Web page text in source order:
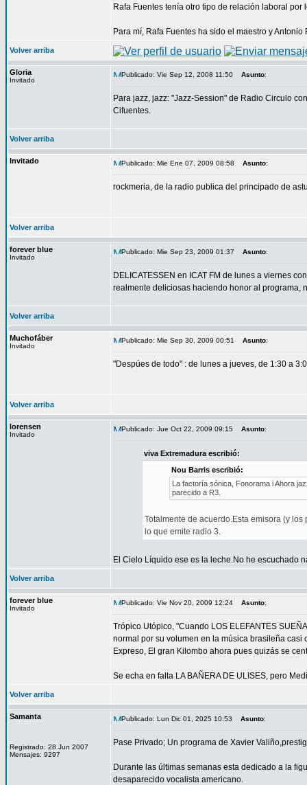
Rafa Fuentes tenía otro tipo de relación laboral
Para mí, Rafa Fuentes ha sido el maestro y
Volver arriba
Gloria
Invitado
Publicado: Vie Sep 12, 2008 11:50 Asunto:
Para jazz, jazz: "Jazz-Session" de Radio Circulo
Cifuentes.
Volver arriba
Invitado Publicado: Mie Ene 07, 2009 08:58 Asunto:
rockmeria, de la radio publica del principado de
Volver arriba
forever blue
Invitado
Publicado: Mie Sep 23, 2009 01:37 Asunto:
DELICATESSEN en ICAT FM de lunes a viernes
realmente deliciosas haciendo honor al programa,
Volver arriba
Muchofáber
Invitado
Publicado: Mie Sep 30, 2009 00:51 Asunto:
"Despúes de todo" : de lunes a jueves, de 1:30 a
Volver arriba
lorensen
Invitado
Publicado: Jue Oct 22, 2009 09:15 Asunto:
viva Extremadura escribió:
Nou Barris escribió:
La factoría sónica, Fonorama i Ahora
parecido a R3.
Totalmente de acuerdo.Esta emisora (y
lo que emite radio 3.
El Cielo Líquido ese es la leche.No he escuchado
Volver arriba
forever blue
Invitado
Publicado: Vie Nov 20, 2009 12:24 Asunto:
Trópico Utópico, "Cuando LOS ELEFANTES
normal por su volumen en la música brasileña
Expreso, El gran Kilombo ahora pues quizás se
Se echa en falta LA BAÑERA DE ULISES, pero
Volver arriba
Samanta
Registrado: 28 Jun 2007
Mensajes: 9297
Publicado: Lun Dic 01, 2025 10:53 Asunto:
Pase Privado; Un programa de Xavier
Durante las últimas semanas esta dedicado a la
desaparecido vocalista americano.